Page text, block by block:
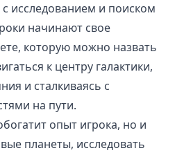
с исследованием и поиском
начинают свое
которую можно назвать
к центру галактики,
и сталкиваясь с
на пути.
опыт игрока, но и
планеты, исследовать